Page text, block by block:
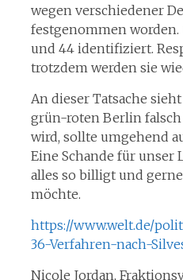
wegen verschiedener
festgenommen worden.
und 44 identifiziert.
trotzdem werden sie
An dieser Tatsache
grün-roten Berlin
wird, sollte umgehend
Eine Schande für unser
alles so billigt und
möchte.
https://www.welt.de/
36-Verfahren-nach-
Nicole Jordan,